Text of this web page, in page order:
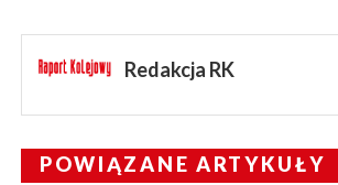
Redakcja RK
POWIĄZANE ARTYKUŁY